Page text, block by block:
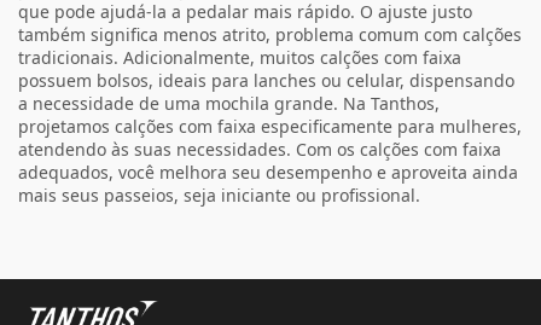
que pode ajudá-la a pedalar mais rápido. O ajuste justo
também significa menos atrito, problema comum com calções
tradicionais. Adicionalmente, muitos calções com faixa
possuem bolsos, ideais para lanches ou celular, dispensando
a necessidade de uma mochila grande. Na Tanthos,
projetamos calções com faixa especificamente para mulheres,
atendendo às suas necessidades. Com os calções com faixa
adequados, você melhora seu desempenho e aproveita ainda
mais seus passeios, seja iniciante ou profissional.